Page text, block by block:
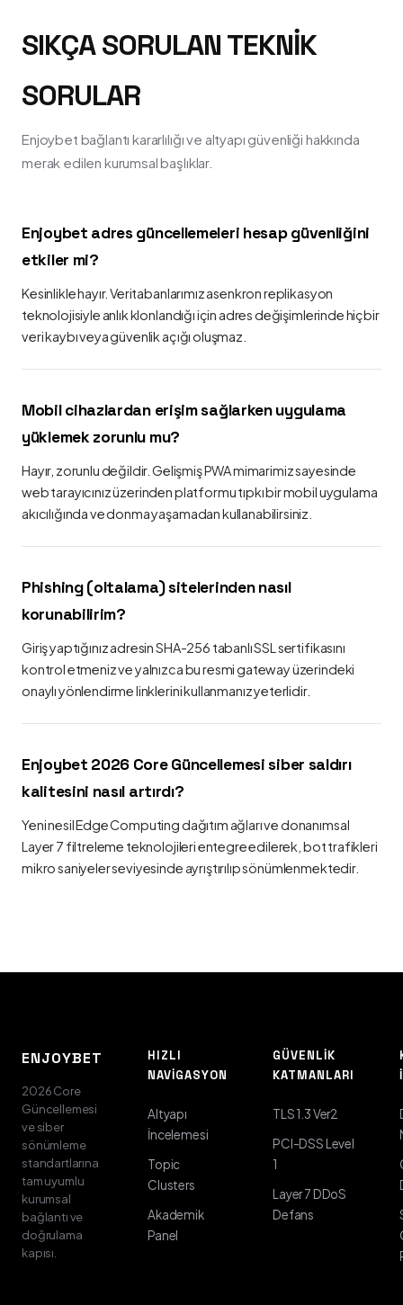
SIKÇA SORULAN TEKNIK
SORULAR
Enjoybet bağlantı kararlılığı ve altyapı güvenliği hakkında
merak edilen kurumsal başlıklar.
Enjoybet adres güncellemeleri hesap güvenliğini
etkiler mi?
Kesinlikle hayır. Veritabanlarımız asenkron replikasyon
teknolojisiyle anlık klonlandığı için adres değişimlerinde hiçbir
veri kaybı veya güvenlik açığı oluşmaz.
Mobil cihazlardan erişim sağlarken uygulama
yüklemek zorunlu mu?
Hayır, zorunlu değildir. Gelişmiş PWA mimarimiz sayesinde
web tarayıcınız üzerinden platformu tıpkı bir mobil uygulama
akıcılığında ve donma yaşamadan kullanabilirsiniz.
Phishing (oltalama) sitelerinden nasıl
korunabilirim?
Giriş yaptığınız adresin SHA-256 tabanlı SSL sertifikasını
kontrol etmeniz ve yalnızca bu resmi gateway üzerindeki
onaylı yönlendirme linklerini kullanmanız yeterlidir.
Enjoybet 2026 Core Güncellemesi siber saldırı
kalitesini nasıl artırdı?
Yeni nesil Edge Computing dağıtım ağları ve donanımsal
Layer 7 filtreleme teknolojileri entegre edilerek, bot trafikleri
mikro saniyeler seviyesinde ayrıştırılıp sönümlenmektedir.
ENJOYBET
2026 Core
Güncellemesi
ve siber
sönümleme
standartlarına
tam uyumlu
kurumsal
bağlantı ve
doğrulama
kapısı.
HIZLI
NAVIGASYON
Altyapı
İncelemesi
Topic
Clusters
Akademik
Panel
GÜVENLIK
KATMANLARI
TLS 1.3 Ver2
PCI-DSS Level
1
Layer 7 DDoS
Defans